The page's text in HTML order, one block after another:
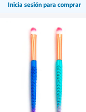
Inicia sesión para comprar